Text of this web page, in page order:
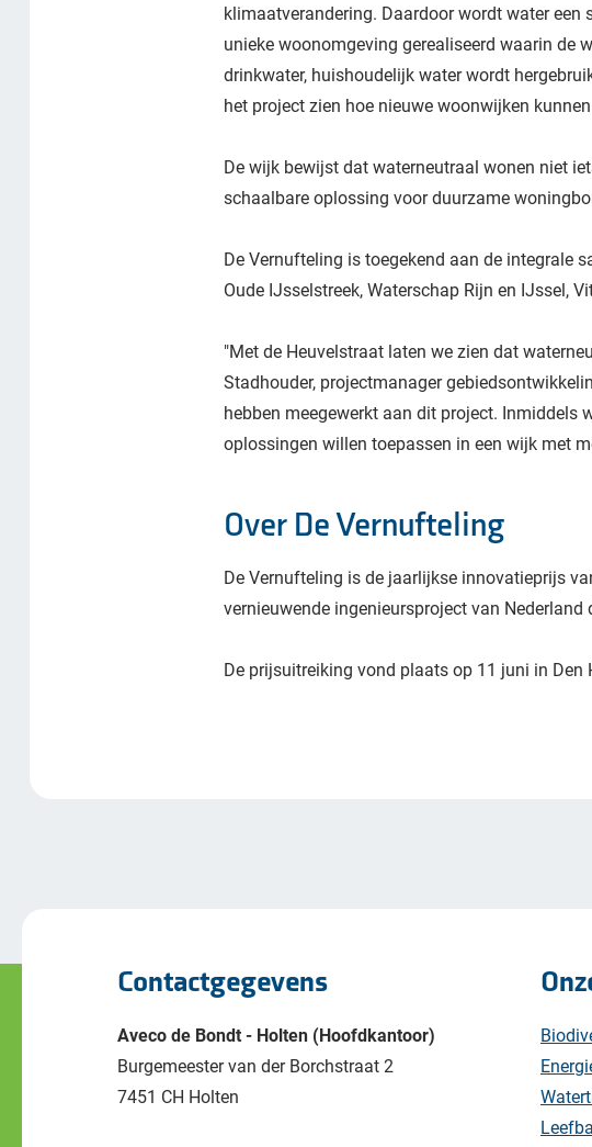
klimaatverandering. Daardoor wordt water
unieke woonomgeving gerealiseerd waarin de
drinkwater, huishoudelijk water wordt
het project zien hoe nieuwe woonwijken
De wijk bewijst dat waterneutraal wonen niet
schaalbare oplossing voor duurzame
De Vernufteling is toegekend aan de integrale
Oude IJsselstreek, Waterschap Rijn en IJssel,
"Met de Heuvelstraat laten we zien dat
Stadhouder, projectmanager
hebben meegewerkt aan dit project. Inmiddels
oplossingen willen toepassen in een wijk met
Over De Vernufteling
De Vernufteling is de jaarlijkse innovatieprijs
vernieuwende ingenieursproject van
De prijsuitreiking vond plaats op 11 juni in Den
Contactgegevens
Aveco de Bondt - Holten (Hoofdkantoor)
Burgemeester van der Borchstraat 2
7451 CH Holten